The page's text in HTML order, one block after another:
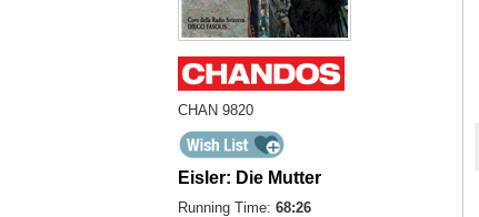
CHAN 9820
Eisler: Die Mutter
Running Time: 68:26